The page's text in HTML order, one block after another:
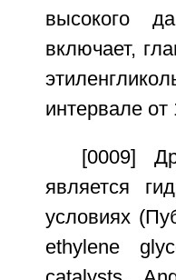
высокого
включает,
интервале
[0009]
является
условиях
ethylene